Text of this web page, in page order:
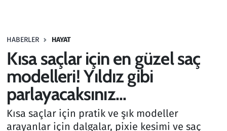
HABERLER HAYAT
Kısa saçlar için en güzel saç
modelleri! Yıldız gibi
parlayacaksınız...
Kısa saçlar için pratik ve şık modeller
arayanlar için dalgalar, pixie kesimi ve saç
Haber
Kültür Sanat
Kurumsal Haberler
Lezzet Durağı